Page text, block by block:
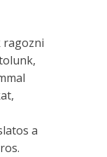
ragozni
a